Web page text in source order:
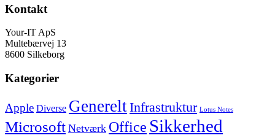
Kontakt
Your-IT ApS
Multebærvej 13
8600 Silkeborg
Kategorier
Apple Diverse GenereltInfrastruktur Lotus Notes
Microsoft Netværk Office Sikkerhed